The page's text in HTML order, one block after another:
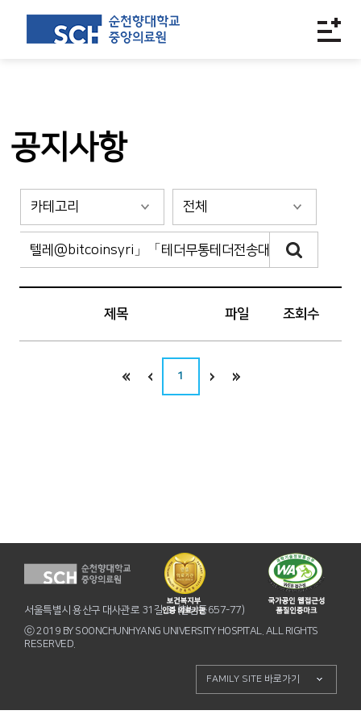
공지사항
제목 파일 조회수
1
서울특별시 용산구 대사관로 31길 31(한남동657-77)
ⓒ 2019 BY SOONCHUNHYANG UNIVERSITY HOSPITAL. ALL RIGHTS
RESERVED.
FAMILY SITE 바로가기